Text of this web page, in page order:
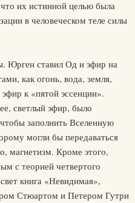
их истинной целью была
в человеческом теле силы
Юрген ставил Од и эфир на
как огонь, вода, земля,
к «пятой эссенции».
светлый эфир, было
заполнить Вселенную
могли бы передаваться
магнетизм. Кроме этого,
с теорией четвертого
книга «Невидимая»,
Стюартом и Петером Гутри